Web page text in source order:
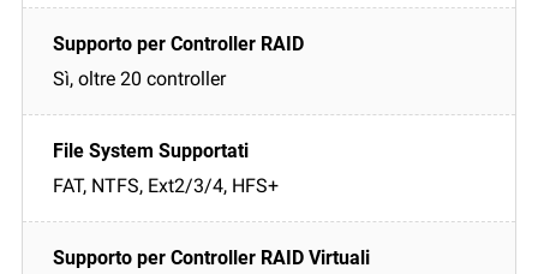
Sì, oltre 20 controller
FAT, NTFS, Ext2/3/4, HFS+